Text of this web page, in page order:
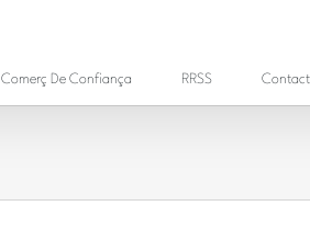
Comerç De Confiança RRSS